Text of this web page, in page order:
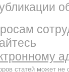
статей может